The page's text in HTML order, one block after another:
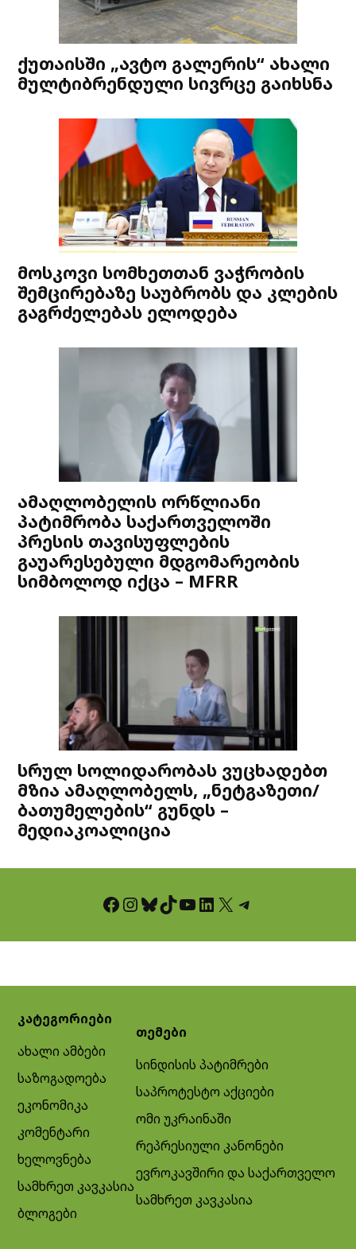
ქუთაისში „ავტო გალერის“ ახალი
მულტიბრენდული სივრცე გაიხსნა
მოსკოვი სომხეთთან ვაჭრობის
შემცირებაზე საუბრობს და კლების
გაგრძელებას ელოდება
ამაღლობელის ორწლიანი
პატიმრობა საქართველოში
პრესის თავისუფლების
გაუარესებული მდგომარეობის
სიმბოლოდ იქცა – MFRR
სრულ სოლიდარობას ვუცხადებთ
მზია ამაღლობელს, „ნეტგაზეთი/
ბათუმელების“ გუნდს –
მედიაკოალიცია
Facebook InstagramBluesky TikTok YouTube LinkedIn X Telegram
კატეგორიები
ახალი ამბები
საზოგადოება
ეკონომიკა
კომენტარი
ხელოვნება
სამხრეთ კავკასია
ბლოგები
თემები
სინდისის პატიმრები
საპროტესტო აქციები
ომი უკრაინაში
რეპრესიული კანონები
ევროკავშირი და საქართველო
სამხრეთ კავკასია